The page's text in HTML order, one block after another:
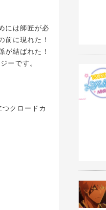
には師匠が必
前に現れた！
結ばれた！
ーです。
クロードカ